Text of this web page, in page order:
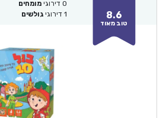
8.6
טוב מאוד
0 דירוגי מומחים
1 דירוגי גולשים